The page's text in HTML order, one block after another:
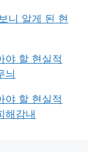
니 알게 된 현
야 할 현실적
늬
야 할 현실적
해감내